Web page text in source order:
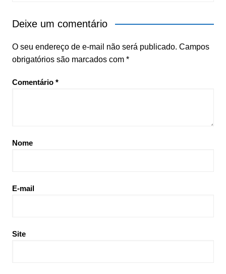
Deixe um comentário
O seu endereço de e-mail não será publicado. Campos
obrigatórios são marcados com *
Comentário *
Nome
E-mail
Site